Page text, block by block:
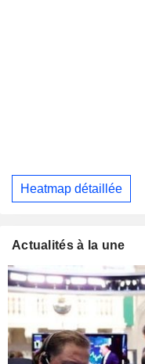
Heatmap détaillée
Actualités à la une